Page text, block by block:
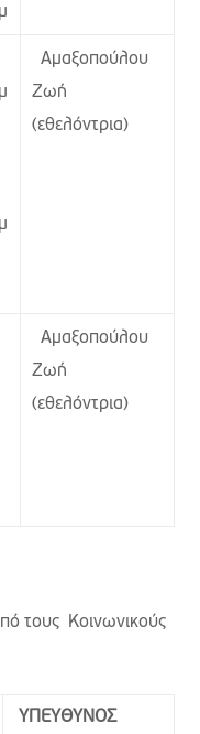
Αμαξοπούλου
Ζωή
(εθελόντρια)
Αμαξοπούλου
Ζωή
(εθελόντρια)
τους Κοινωνικούς
ΥΠΕΥΘΥΝΟΣ